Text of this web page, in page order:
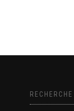
RECHERCHE